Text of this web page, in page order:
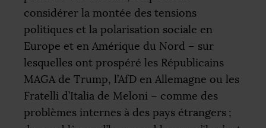
considérer la montée des tensions
politiques et la polarisation sociale en
Europe et en Amérique du Nord – sur
lesquelles ont prospéré les Républicains
MAGAde Trump, l’AfD en Allemagne ou les
Fratelli d’Italia de Meloni – comme des
problèmes internes à des pays étrangers ;